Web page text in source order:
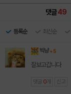
댓글49
등록순 최신순
빅냥 + 5
잘보고갑니다
댓글 0 개 신고